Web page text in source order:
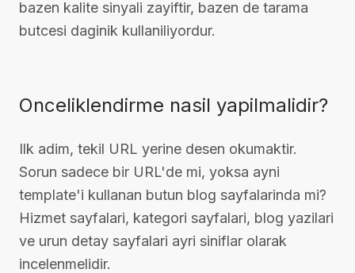
bazen kalite sinyali zayiftir, bazen de tarama
butcesi daginik kullaniliyordur.
Onceliklendirme nasil yapilmalidir?
Ilk adim, tekil URL yerine desen okumaktir.
Sorun sadece bir URL'de mi, yoksa ayni
template'i kullanan butun blog sayfalarinda mi?
Hizmet sayfalari, kategori sayfalari, blog yazilari
ve urun detay sayfalari ayri siniflar olarak
incelenmelidir.